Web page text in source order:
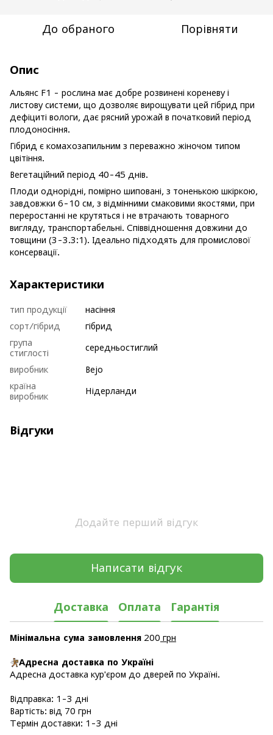
До обраного Порівняти
Опис
Альянс F1 - рослина має добре розвинені кореневу і
листову системи, що дозволяє вирощувати цей гібрид при
дефіциті вологи, дає рясний урожай в початковий період
плодоносіння.
Гібрид є комахозапильним з переважно жіночом типом
цвітіння.
Вегетаційний період 40-45 днів.
Плоди однорідні, помірно шиповані, з тоненькою шкіркою,
завдовжки 6-10 см, з відмінними смаковими якостями, при
переростанні не крутяться і не втрачають товарного
вигляду, транспортабельні. Співвідношення довжини до
товщини (3-3.3:1). Ідеально підходять для промислової
консервації.
Характеристики
тип продукції
насіння
сорт/гібрид
гібрид
група
стиглості
середньостиглий
виробник
Bejo
країна
виробник
Нідерланди
Відгуки
Додайте перший відгук
Написати відгук
Доставка Оплата Гарантія
Мінімальна сума замовлення 200 грн
Адресна доставка по Україні
Адресна доставка кур'єром до дверей по Україні.
Відправка: 1-3 дні
Вартість: від 70 грн
Термін доставки: 1-3 дні